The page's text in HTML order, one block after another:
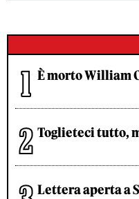
È morto William
Toglieteci tutto,
Lettera aperta a